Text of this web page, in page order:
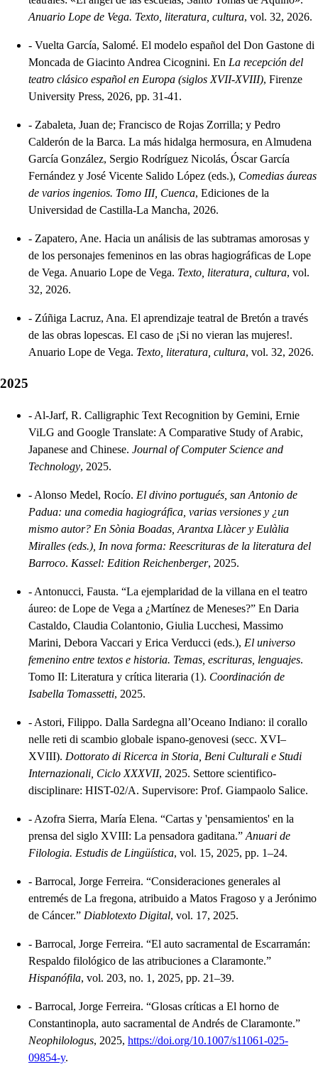
Anuario Lope de Vega. Texto, literatura, cultura, vol. 32, 2026.
- Vuelta García, Salomé. El modelo español del Don Gastone di
Moncada de Giacinto Andrea Cicognini. En La recepción del
teatro clásico español en Europa (siglos XVII-XVIII), Firenze
University Press, 2026, pp. 31-41.
- Zabaleta, Juan de; Francisco de Rojas Zorrilla; y Pedro
Calderón de la Barca. La más hidalga hermosura, en Almudena
García González, Sergio Rodríguez Nicolás, Óscar García
Fernández y José Vicente Salido López (eds.), Comedias áureas
de varios ingenios. Tomo III, Cuenca, Ediciones de la
Universidad de Castilla-La Mancha, 2026.
- Zapatero, Ane. Hacia un análisis de las subtramas amorosas y
de los personajes femeninos en las obras hagiográficas de Lope
de Vega. Anuario Lope de Vega. Texto, literatura, cultura, vol.
32, 2026.
- Zúñiga Lacruz, Ana. El aprendizaje teatral de Bretón a través
de las obras lopescas. El caso de ¡Si no vieran las mujeres!.
Anuario Lope de Vega. Texto, literatura, cultura, vol. 32, 2026.
2025
- Al-Jarf, R. Calligraphic Text Recognition by Gemini, Ernie
ViLG and Google Translate: A Comparative Study of Arabic,
Japanese and Chinese. Journal of Computer Science and
Technology, 2025.
- Alonso Medel, Rocío. El divino portugués, san Antonio de
Padua: una comedia hagiográfica, varias versiones y ¿un
mismo autor? En Sònia Boadas, Arantxa Llàcer y Eulàlia
Miralles (eds.), In nova forma: Reescrituras de la literatura del
Barroco. Kassel: Edition Reichenberger, 2025.
- Antonucci, Fausta. “La ejemplaridad de la villana en el teatro
áureo: de Lope de Vega a ¿Martínez de Meneses?” En Daria
Castaldo, Claudia Colantonio, Giulia Lucchesi, Massimo
Marini, Debora Vaccari y Erica Verducci (eds.), El universo
femenino entre textos e historia. Temas, escrituras, lenguajes.
Tomo II: Literatura y crítica literaria (1). Coordinación de
Isabella Tomassetti, 2025.
- Astori, Filippo. Dalla Sardegna all’Oceano Indiano: il corallo
nelle reti di scambio globale ispano-genovesi (secc. XVI–
XVIII). Dottorato di Ricerca in Storia, Beni Culturali e Studi
Internazionali, Ciclo XXXVII, 2025. Settore scientifico-
disciplinare: HIST-02/A. Supervisore: Prof. Giampaolo Salice.
- Azofra Sierra, María Elena. “Cartas y 'pensamientos' en la
prensa del siglo XVIII: La pensadora gaditana.” Anuari de
Filologia. Estudis de Lingüística, vol. 15, 2025, pp. 1–24.
- Barrocal, Jorge Ferreira. “Consideraciones generales al
entremés de La fregona, atribuido a Matos Fragoso y a Jerónimo
de Cáncer.” Diablotexto Digital, vol. 17, 2025.
- Barrocal, Jorge Ferreira. “El auto sacramental de Escarramán:
Respaldo filológico de las atribuciones a Claramonte.”
Hispanófila, vol. 203, no. 1, 2025, pp. 21–39.
- Barrocal, Jorge Ferreira. “Glosas críticas a El horno de
Constantinopla, auto sacramental de Andrés de Claramonte.”
Neophilologus, 2025, https://doi.org/10.1007/s11061-025-
09854-y.